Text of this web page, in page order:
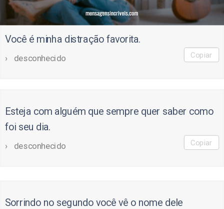
Você é minha distração favorita.
desconhecido Copiar
Esteja com alguém que sempre quer saber como
foi seu dia.
desconhecido Copiar
Sorrindo no segundo você vê o nome dele